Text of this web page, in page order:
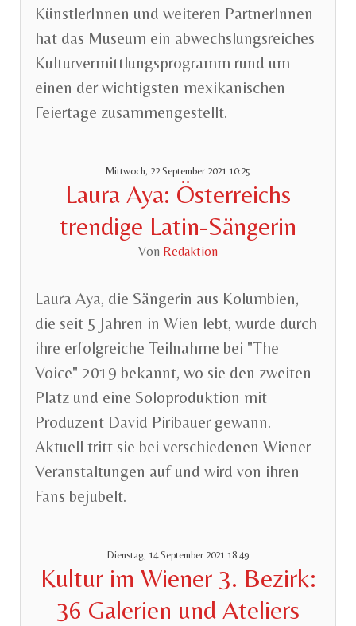
KünstlerInnen und weiteren PartnerInnen
hat das Museum ein abwechslungsreiches
Kulturvermittlungsprogramm rund um
einen der wichtigsten mexikanischen
Feiertage zusammengestellt.
Mittwoch, 22 September 2021 10:25
Laura Aya: Österreichs
trendige Latin-Sängerin
Von Redaktion
Laura Aya, die Sängerin aus Kolumbien,
die seit 5 Jahren in Wien lebt, wurde durch
ihre erfolgreiche Teilnahme bei "The
Voice" 2019 bekannt, wo sie den zweiten
Platz und eine Soloproduktion mit
Produzent David Piribauer gewann.
Aktuell tritt sie bei verschiedenen Wiener
Veranstaltungen auf und wird von ihren
Fans bejubelt.
Dienstag, 14 September 2021 18:49
Kultur im Wiener 3. Bezirk:
36 Galerien und Ateliers